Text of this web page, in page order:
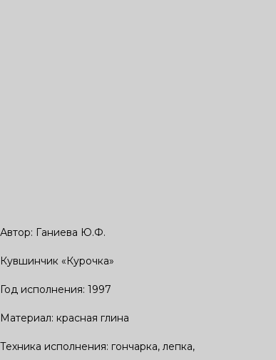
Автор: Ганиева Ю.Ф.
Кувшинчик «Курочка»
Год исполнения: 1997
Материал: красная глина
Техника исполнения: гончарка, лепка,